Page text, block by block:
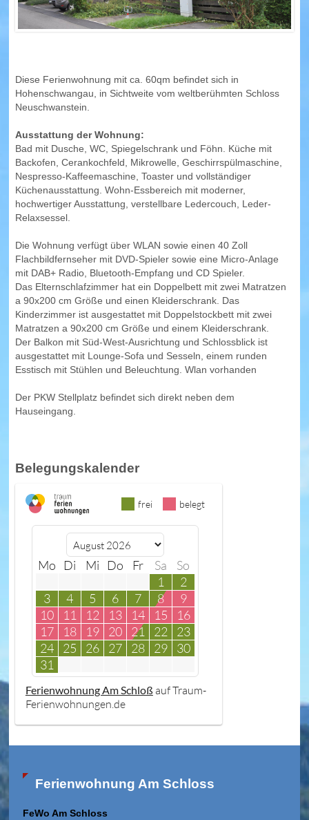
Wohnungen in Schwangau (Übersicht)
WEISSENSEE
PFRONTEN
Wohnungen in Pfronten (Übersicht)
Diese Ferienwohnung mit ca. 60qm befindet sich in
Hohenschwangau, in Sichtweite vom weltberühmten Schloss
Neuschwanstein.
Ausstattung der Wohnung:
Bad mit Dusche, WC, Spiegelschrank und Föhn. Küche mit
Backofen, Cerankochfeld, Mikrowelle, Geschirrspülmaschine,
Nespresso-Kaffeemaschine, Toaster und vollständiger
Küchenausstattung. Wohn-Essbereich mit moderner,
hochwertiger Ausstattung, verstellbare Ledercouch, Leder-
Relaxsessel.
Die Wohnung verfügt über WLAN sowie einen 40 Zoll
Flachbildfernseher mit DVD-Spieler sowie eine Micro-Anlage
mit DAB+ Radio, Bluetooth-Empfang und CD Spieler.
Das Elternschlafzimmer hat ein Doppelbett mit zwei Matratzen
a 90x200 cm Größe und einen Kleiderschrank. Das
Kinderzimmer ist ausgestattet mit Doppelstockbett mit zwei
Matratzen a 90x200 cm Größe und einem Kleiderschrank.
Der Balkon mit Süd-West-Ausrichtung und Schlossblick ist
ausgestattet mit Lounge-Sofa und Sesseln, einem runden
Esstisch mit Stühlen und Beleuchtung. Wlan vorhanden
Der PKW Stellplatz befindet sich direkt neben dem
Hauseingang.
Belegungskalender
frei belegt
Mo Di Mi Do Fr Sa
So
1
2
3
4 5 6 7 8
9
10
11 12 13 14 15
16
17
18 19 20 21 22
23
24
25 26 27 28 29
30
31
Ferienwohnung Am Schloß auf Traum-
Ferienwohnungen.de
Ferienwohnung Am Schloss
FeWo Am Schloss